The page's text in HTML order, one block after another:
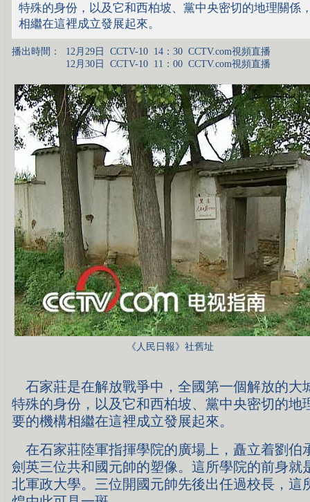
特殊的身份，以及它和西柏坡、黨中央密切的地理關係
相繼在這裡成立發展起來。
播出時間： 12月29日 CCTV-10 14：30 CCTV.com視頻直播
12月30日 CCTV-10 11：00 CCTV.com視頻直播
《人民日報》社舊址
石家莊是在解放戰爭中，全國第一個解放的大
特殊的身份，以及它和西柏坡、黨中央密切的地
要的機構相繼在這裡成立發展起來。
在石家莊陸軍指揮學院的廣場上，矗立着劉伯
劍英三位共和國元帥的塑像。這所學院的前身就
北軍政大學。三位開國元帥先後出任過校長，這